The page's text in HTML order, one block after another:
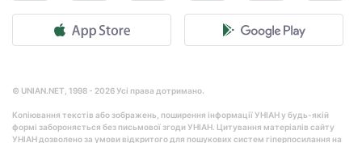
© UNIAN.NET, 1998 - 2026 Усі права дотримано.
Копіювання текстів або зображень, поширення інформації УНІАН у будь-якій
формі забороняється без письмової згоди УНІАН. Цитування матеріалів сайту
УНІАН дозволено за умови відкритого для пошукових систем гіперпосилання на